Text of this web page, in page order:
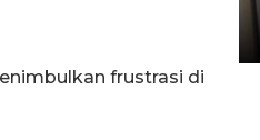
frustrasi di